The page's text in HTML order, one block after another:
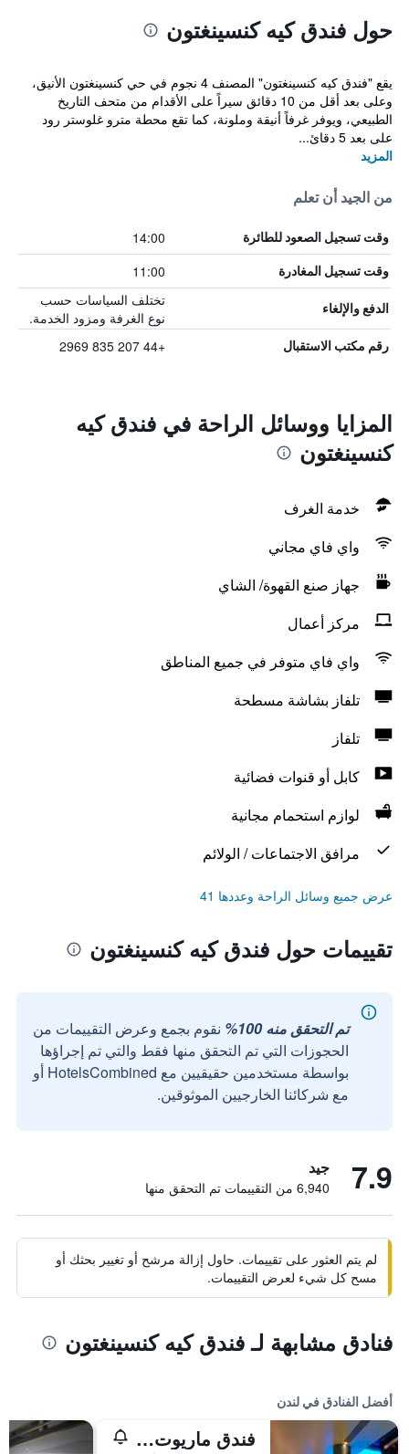
حول فندق كيه كنسينغتون
يقع "فندق كيه كنسينغتون" المصنف 4 نجوم في حي كنسينغتون الأنيق،
وعلى بعد أقل من 10 دقائق سيراً على الأقدام من متحف التاريخ
الطبيعي، ويوفر غرفاً أنيقة وملونة، كما تقع محطة مترو غلوستر رود
على بعد 5 دقائ...
المزيد
من الجيد أن تعلم
وقت تسجيل الصعود للطائرة 14:00
وقت تسجيل المغادرة 11:00
الدفع والإلغاء
تختلف السياسات حسب
نوع الغرفة ومزود الخدمة.
رقم مكتب الاستقبال +44 207 835 2969
المزايا ووسائل الراحة في فندق كيه
كنسينغتون
خدمة الغرف
واي فاي مجاني
جهاز صنع القهوة/ الشاي
مركز أعمال
واي فاي متوفر في جميع المناطق
تلفاز بشاشة مسطحة
تلفاز
كابل أو قنوات فضائية
لوازم استحمام مجانية
مرافق الاجتماعات / الولائم
عرض جميع وسائل الراحة وعددها 41
تقييمات حول فندق كيه كنسينغتون
تم التحقق منه 100%
نقوم بجمع وعرض التقييمات من
الحجوزات التي تم التحقق منها فقط والتي تم إجراؤها
بواسطة مستخدمين حقيقيين مع HotelsCombined أو
مع شركائنا الخارجيين الموثوقين.
7.9 جيد
6,940 من التقييمات تم التحقق منها
لم يتم العثور على تقييمات. حاول إزالة مرشح أو تغيير بحثك أو
مسح كل شيء لعرض التقييمات.
فنادق مشابهة لـ فندق كيه كنسينغتون
أفضل الفنادق في لندن
فندق ماريوت لندن بارك لاين